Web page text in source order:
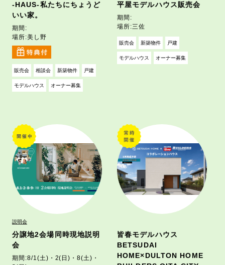
‐HAUS‐私たちにちょうど
いい家。
期間:
場所:美し野
販売会 相談会 新築物件 戸建
モデルハウス オーナー募集
平屋モデルハウス販売会
期間:
場所:三佐
販売会 新築物件 戸建
モデルハウス オーナー募集
説明会
分譲地2会場同時現地説明
会
期間:8/1(土)・2(日)・8(土)・
皆春モデルハウス
BETSUDAI
HOME×DULTON HOME